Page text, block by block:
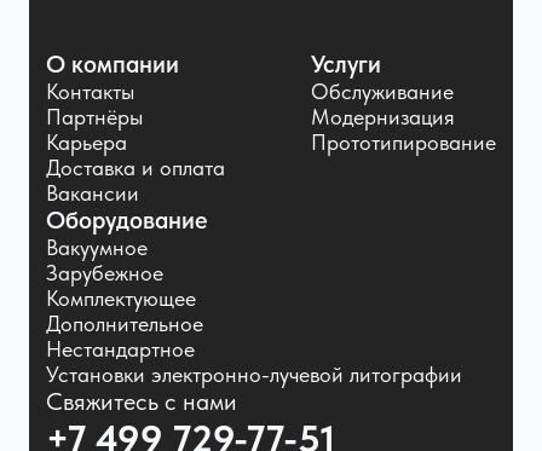
Свяжитесь с нами
+7 499 729-77-51
О компании
Контакты
Партнёры
Карьера
Доставка и оплата
Вакансии
Оборудование
Вакуумное
Зарубежное
Комплектующее
Дополнительное
Нестандартное
Установки электронно-лучевой литографии
Услуги
Обслуживание
Модернизация
Прототипирование